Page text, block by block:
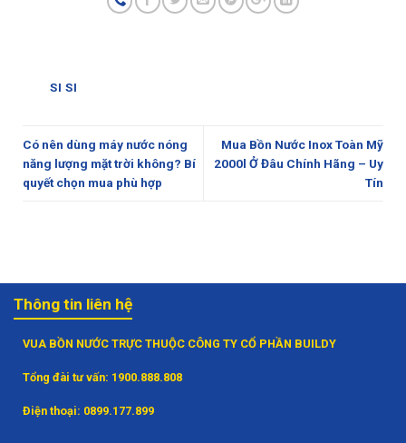
SI SI
Có nên dùng máy nước nóng
năng lượng mặt trời không? Bí
quyết chọn mua phù hợp
Mua Bồn Nước Inox Toàn Mỹ
2000l Ở Đâu Chính Hãng – Uy
Tín
Thông tin liên hệ
VUA BỒN NƯỚC TRỰC THUỘC CÔNG TY CỔ PHẦN BUILDY
Tổng đài tư vấn: 1900.888.808
Điện thoại: 0899.177.899